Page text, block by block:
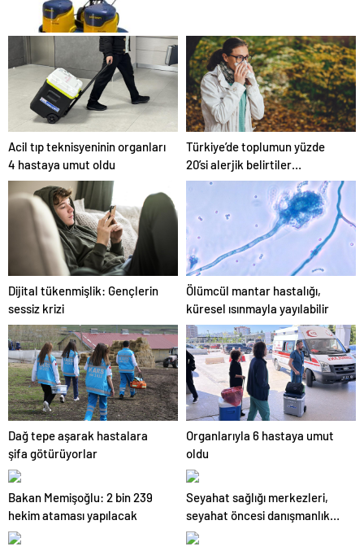
Halı Yıkama Öveçler
Acil tıp teknisyeninin organları
4 hastaya umut oldu
Türkiye’de toplumun yüzde
20’si alerjik belirtiler
gösteriyor
Dijital tükenmişlik: Gençlerin
sessiz krizi
Ölümcül mantar hastalığı,
küresel ısınmayla yayılabilir
Dağ tepe aşarak hastalara
şifa götürüyorlar
Organlarıyla 6 hastaya umut
oldu
Bakan Memişoğlu: 2 bin 239
hekim ataması yapılacak
Seyahat sağlığı merkezleri,
seyahat öncesi danışmanlık
hizmeti sunuyor